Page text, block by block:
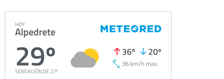
HOY
Alpedrete
29º
SENSACIÓN DE 27º
36º 20º
36 km/h max.